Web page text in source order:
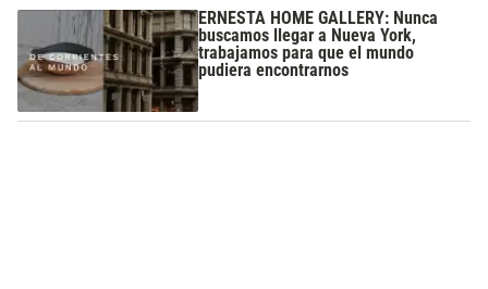
ERNESTA HOME GALLERY: Nunca
buscamos llegar a Nueva York,
trabajamos para que el mundo
pudiera encontrarnos